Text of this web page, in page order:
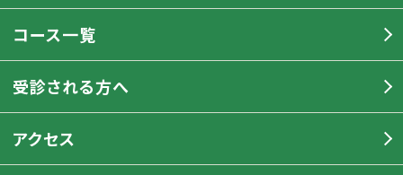
コース一覧
受診される方へ
アクセス